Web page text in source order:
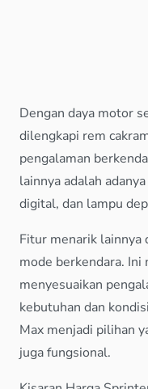
Dengan daya motor
dilengkapi rem
pengalaman
lainnya adalah
digital, dan lampu
Fitur menarik lainnya
mode berkendara.
menyesuaikan
kebutuhan dan
Max menjadi pilihan
juga fungsional.